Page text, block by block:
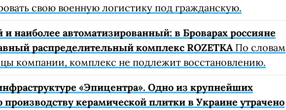
свою военную логистику под гражданскую.
наиболее автоматизированный: в Броварах россияне
распределительный комплекс ROZETKAПо словам
компании, комплекс не подлежит восстановлению.
«Эпицентра». Одно из крупнейших
керамической плитки в Украине утрачено